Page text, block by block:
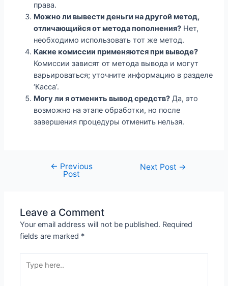
права.
Можно ли вывести деньги на другой метод,
отличающийся от метода пополнения? Нет,
необходимо использовать тот же метод.
Какие комиссии применяются при выводе?
Комиссии зависят от метода вывода и могут
варьироваться; уточните информацию в разделе
‘Касса’.
Могу ли я отменить вывод средств? Да, это
возможно на этапе обработки, но после
завершения процедуры отменить нельзя.
← Previous
Post
Next Post →
Leave a Comment
Your email address will not be published. Required
fields are marked *
here..